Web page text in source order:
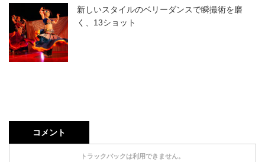
新しいスタイルのベリーダンスで瞬撮術を磨
く、13ショット
コメント
トラックバックは利用できません。